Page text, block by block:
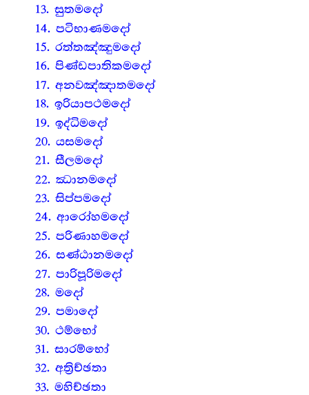
13. සුතමදෝ
14. පටිභාණමදෝ
15. රත්තඤ්ඤුමදෝ
16. පිණ්ඩපාතිකමදෝ
17. අනවඤ්ඤාතමදෝ
18. ඉරියාපථමදෝ
19. ඉද්ධිමදෝ
20. යසමදෝ
21. සීලමදෝ
22. ඣානමදෝ
23. සිප්පමදෝ
24. ආරෝහමදෝ
25. පරිණාහමදෝ
26. සණ්ඨානමදෝ
27. පාරිපූරිමදෝ
28. මදෝ
29. පමාදෝ
30. ථම්භෝ
31. සාරම්භෝ
32. අත්‍රිච්ඡතා
33. මහිච්ඡතා